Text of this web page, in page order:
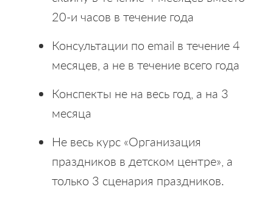
20-и часов в течение года
Консультации по email в течение 4
месяцев, а не в течение всего года
Конспекты не на весь год, а на 3
месяца
Не весь курс «Организация
праздников в детском центре», а
только 3 сценария праздников.